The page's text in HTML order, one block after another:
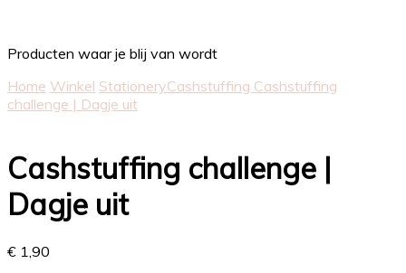
Producten waar je blij van wordt
Home Winkel StationeryCashstuffing Cashstuffing
challenge | Dagje uit
Cashstuffing challenge |
Dagje uit
€ 1,90